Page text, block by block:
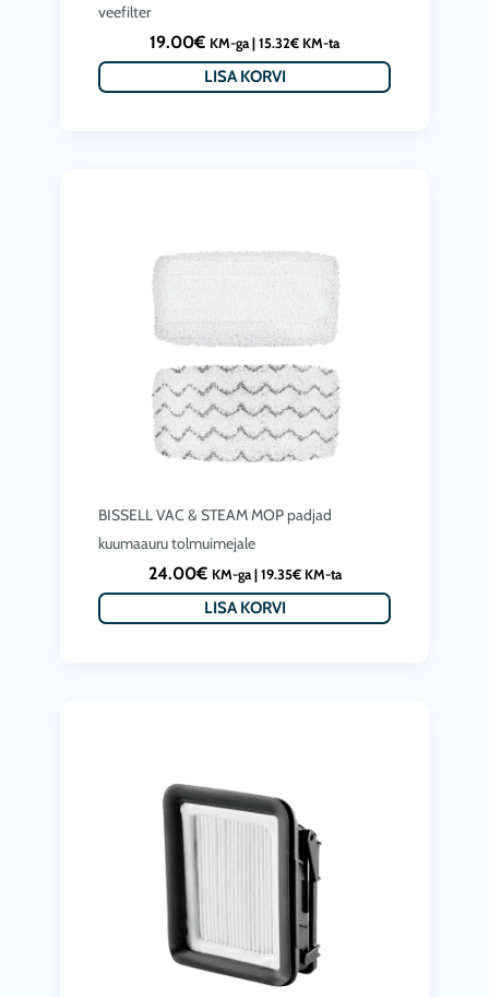
veefilter
19.00€ KM-ga | 15.32€ KM-ta
LISA KORVI
BISSELL VAC & STEAM MOP padjad
kuumaauru tolmuimejale
24.00€ KM-ga | 19.35€KM-ta
LISA KORVI